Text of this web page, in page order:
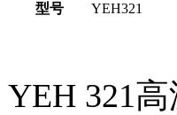
型号
YEH321
YEH 321